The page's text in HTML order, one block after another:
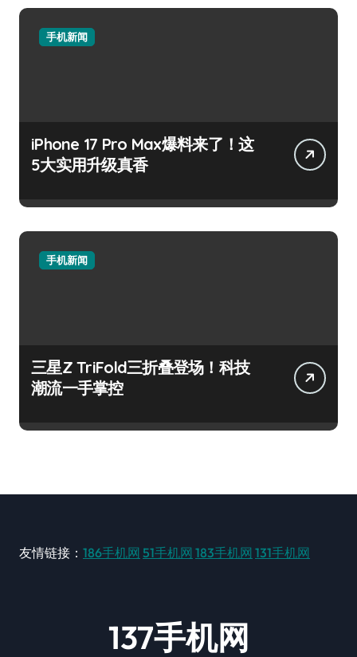
手机新闻
iPhone 17 Pro Max爆料来了！这
5大实用升级真香
手机新闻
三星Z TriFold三折叠登场！科技
潮流一手掌控
友情链接： 186手机网 51手机网 183手机网 131手机网
137手机网